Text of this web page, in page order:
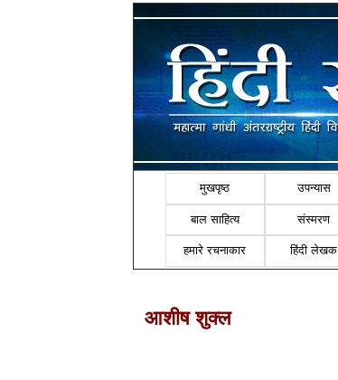
मुखपृष्ठ उपन्यास
बाल साहित्य संस्मरण
हमारे रचनाकार हिंदी लेखक
आशीष शुक्ल